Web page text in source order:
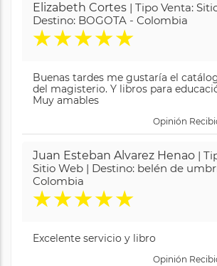
Elizabeth Cortes | Tipo Venta:
Destino: BOGOTA - Colombia
★★★★★
Buenas tardes me gustaría el
del magisterio. Y libros para
Muy amables
Opinión
Juan Esteban Alvarez Henao |
Sitio Web | Destino: belén de
Colombia
★★★★★
Excelente servicio y libro
Opinión